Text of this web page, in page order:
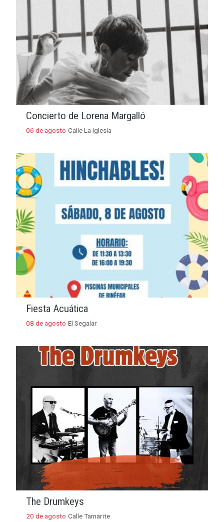
Concierto de Lorena Margalló
06 de agosto Calle La Iglesia
Fiesta Acuática
08 de agosto El Segalar
The Drumkeys
20 de agosto Calle Tamarite